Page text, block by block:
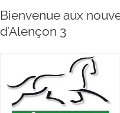
Bienvenue aux
d’Alençon 3